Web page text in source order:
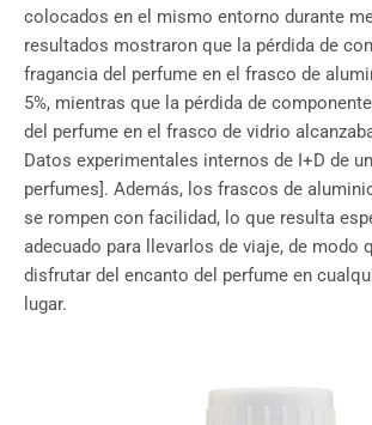
colocados en el mismo entorno durante
resultados mostraron que la pérdida de
fragancia del perfume en el frasco de
5%, mientras que la pérdida de
del perfume en el frasco de vidrio
Datos experimentales internos de I+D de
perfumes]. Además, los frascos de
se rompen con facilidad, lo que resulta
adecuado para llevarlos de viaje, de modo
disfrutar del encanto del perfume en
lugar.